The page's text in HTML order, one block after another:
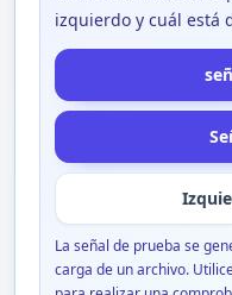
izquierdo y cuál está
La señal de prueba se
carga de un archivo.